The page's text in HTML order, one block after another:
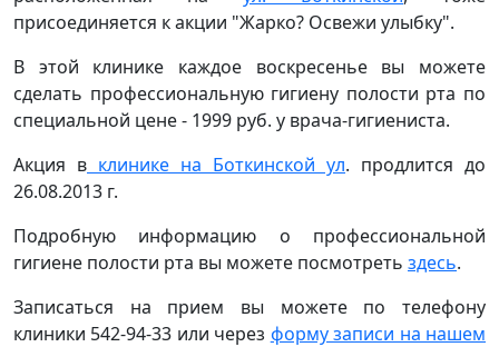
присоединяется к акции "Жарко? Освежи улыбку".
В этой клинике каждое воскресенье вы можете
сделать профессиональную гигиену полости рта по
специальной цене - 1999 руб. у врача-гигиениста.
Акция в клинике на Боткинской ул. продлится до
26.08.2013 г.
Подробную информацию о профессиональной
гигиене полости рта вы можете посмотреть здесь.
Записаться на прием вы можете по телефону
клиники 542-94-33 или через форму записи на нашем